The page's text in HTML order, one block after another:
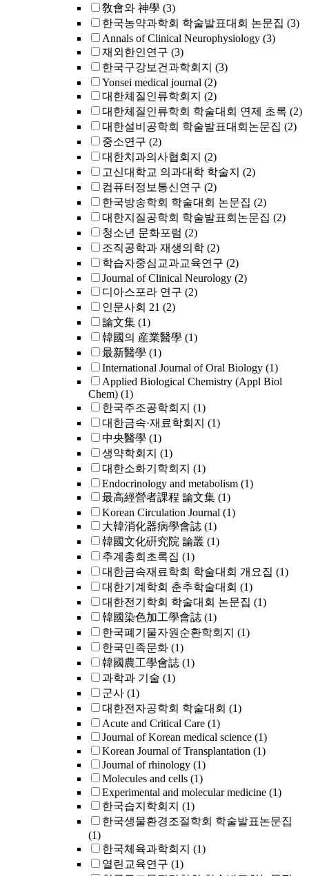
敎會와 神學 (3)
한국농약과학회 학술발표대회 논문집 (3)
Annals of Clinical Neurophysiology (3)
재외한인연구 (3)
한국구강보건과학회지 (3)
Yonsei medical journal (2)
대한체질인류학회지 (2)
대한체질인류학회 학술대회 연제 초록 (2)
대한설비공학회 학술발표대회논문집 (2)
중소연구 (2)
대한치과의사협회지 (2)
고신대학교 의과대학 학술지 (2)
컴퓨터정보통신연구 (2)
한국방송학회 학술대회 논문집 (2)
대한지질공학회 학술발표회논문집 (2)
청소년 문화포럼 (2)
조직공학과 재생의학 (2)
학습자중심교과교육연구 (2)
Journal of Clinical Neurology (2)
디아스포라 연구 (2)
인문사회 21 (2)
論文集 (1)
韓國의 産業醫學 (1)
最新醫學 (1)
International Journal of Oral Biology (1)
Applied Biological Chemistry (Appl Biol
Chem) (1)
한국주조공학회지 (1)
대한금속·재료학회지 (1)
中央醫學 (1)
생약학회지 (1)
대한소화기학회지 (1)
Endocrinology and metabolism (1)
最高經營者課程 論文集 (1)
Korean Circulation Journal (1)
大韓消化器病學會誌 (1)
韓國文化硏究院 論叢 (1)
추계총회초록집 (1)
대한금속재료학회 학술대회 개요집 (1)
대한기계학회 춘추학술대회 (1)
대한전기학회 학술대회 논문집 (1)
韓國染色加工學會誌 (1)
한국폐기물자원순환학회지 (1)
한국민족문화 (1)
韓國農工學會誌 (1)
과학과 기술 (1)
군사 (1)
대한전자공학회 학술대회 (1)
Acute and Critical Care (1)
Journal of Korean medical science (1)
Korean Journal of Transplantation (1)
Journal of rhinology (1)
Molecules and cells (1)
Experimental and molecular medicine (1)
한국습지학회지 (1)
한국생물환경조절학회 학술발표논문집
(1)
한국체육과학회지 (1)
열린교육연구 (1)